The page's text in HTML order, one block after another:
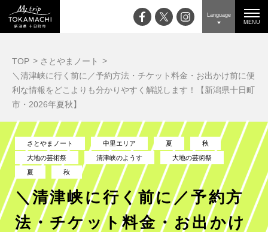
Language
MENU
TOP
さとやまノート
＼清津峡に行く前に／予約方法・チケット料金・お出かけ前に便
利な情報をどこよりも分かりやすく解説します！【新潟県十日町
市・2026年夏秋】
さとやまノート 中里エリア 夏
秋
大地の芸術祭
清津峡のようす
大地の芸術祭
夏
秋
＼清津峡に行く前に／予約方
法・チケット料金・お出かけ